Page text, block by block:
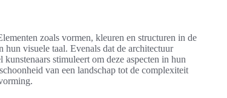
zoals vormen, kleuren en structuren in de
visuele taal. Evenals dat de architectuur
stimuleert om deze aspecten in hun
van een landschap tot de complexiteit